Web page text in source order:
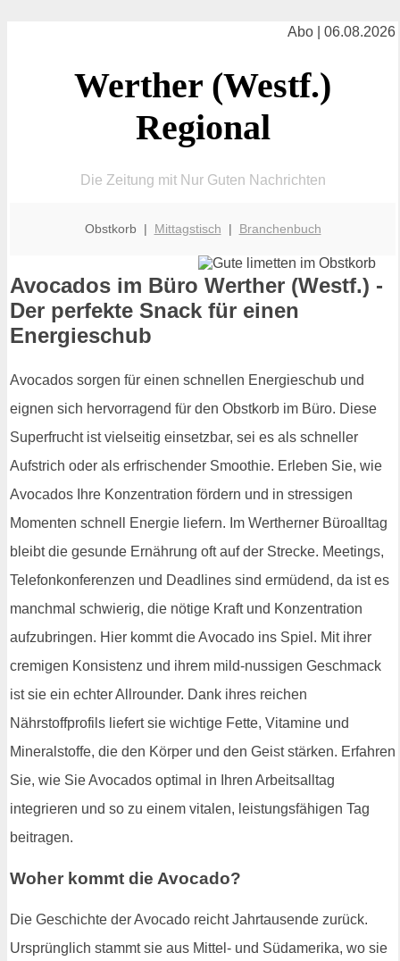
Abo | 06.08.2026
Werther (Westf.)
Regional
Die Zeitung mit Nur Guten Nachrichten
Obstkorb | Mittagstisch | Branchenbuch
Avocados im Büro Werther (Westf.) -
Der perfekte Snack für einen
Energieschub
Avocados sorgen für einen schnellen Energieschub und
eignen sich hervorragend für den Obstkorb im Büro. Diese
Superfrucht ist vielseitig einsetzbar, sei es als schneller
Aufstrich oder als erfrischender Smoothie. Erleben Sie, wie
Avocados Ihre Konzentration fördern und in stressigen
Momenten schnell Energie liefern. Im Wertherner Büroalltag
bleibt die gesunde Ernährung oft auf der Strecke. Meetings,
Telefonkonferenzen und Deadlines sind ermüdend, da ist es
manchmal schwierig, die nötige Kraft und Konzentration
aufzubringen. Hier kommt die Avocado ins Spiel. Mit ihrer
cremigen Konsistenz und ihrem mild-nussigen Geschmack
ist sie ein echter Allrounder. Dank ihres reichen
Nährstoffprofils liefert sie wichtige Fette, Vitamine und
Mineralstoffe, die den Körper und den Geist stärken. Erfahren
Sie, wie Sie Avocados optimal in Ihren Arbeitsalltag
integrieren und so zu einem vitalen, leistungsfähigen Tag
beitragen.
Woher kommt die Avocado?
Die Geschichte der Avocado reicht Jahrtausende zurück.
Ursprünglich stammt sie aus Mittel- und Südamerika, wo sie